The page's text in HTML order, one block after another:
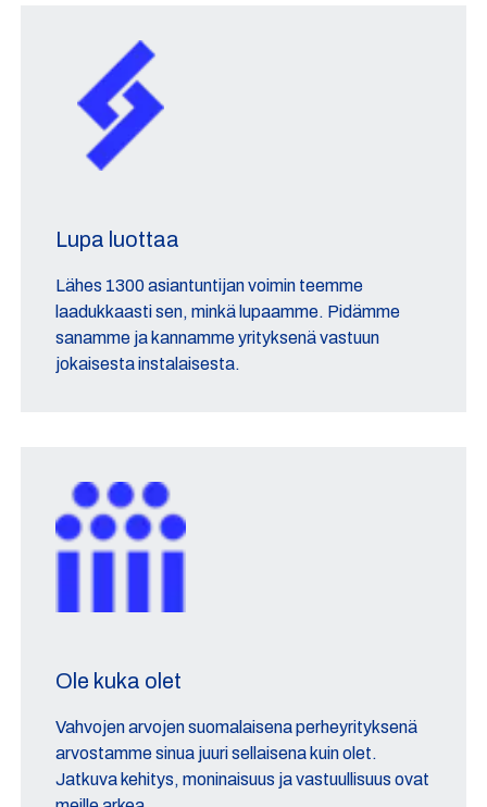
Lupa luottaa
Lähes 1300 asiantuntijan voimin teemme
laadukkaasti sen, minkä lupaamme. Pidämme
sanamme ja kannamme yrityksenä vastuun
jokaisesta instalaisesta.
Ole kuka olet
Vahvojen arvojen suomalaisena perheyrityksenä
arvostamme sinua juuri sellaisena kuin olet.
Jatkuva kehitys, moninaisuus ja vastuullisuus ovat